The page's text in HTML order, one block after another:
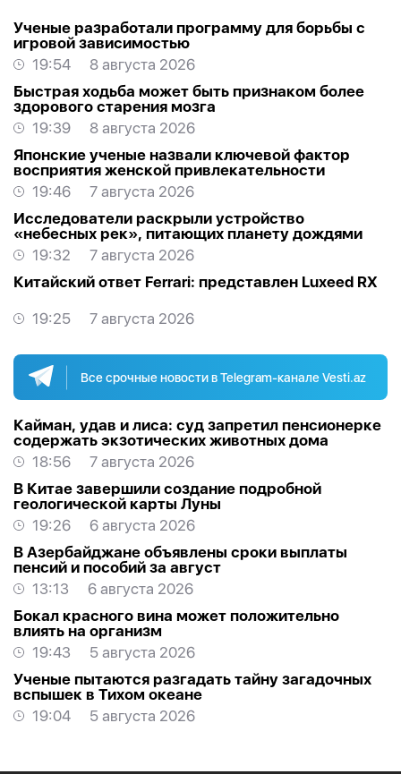
Ученые разработали программу для борьбы с
игровой зависимостью
19:54
8 августа 2026
Быстрая ходьба может быть признаком более
здорового старения мозга
19:39
8 августа 2026
Японские ученые назвали ключевой фактор
восприятия женской привлекательности
19:46
7 августа 2026
Исследователи раскрыли устройство
«небесных рек», питающих планету дождями
19:32
7 августа 2026
Китайский ответ Ferrari: представлен Luxeed RX
19:25 7 августа 2026
Все срочные новости в Telegram-канале Vesti.az
Кайман, удав и лиса: суд запретил пенсионерке
содержать экзотических животных дома
18:56
7 августа 2026
В Китае завершили создание подробной
геологической карты Луны
19:26
6 августа 2026
В Азербайджане объявлены сроки выплаты
пенсий и пособий за август
13:13
6 августа 2026
Бокал красного вина может положительно
влиять на организм
19:43
5 августа 2026
Ученые пытаются разгадать тайну загадочных
вспышек в Тихом океане
19:04
5 августа 2026